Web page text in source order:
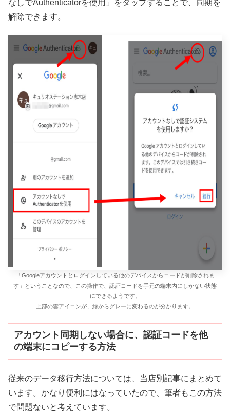
なしでAuthenticatorを使用」をタップすることで、同期を
解除できます。
「Googleアカウントとログインしている他のデバイスからコードが削除されま
す」ということなので、この操作で、認証コードを手元の端末内にしかない状態
にできるようです。
上部の雲アイコンが、緑からグレーに変わるのが分かります。
アカウント同期しない場合に、認証コードを他
の端末にコピーする方法
従来のデータ移行方法については、当店別記事にまとめて
います。かなり便利にはなっていたので、筆者もこの方法
で問題ないと考えています。